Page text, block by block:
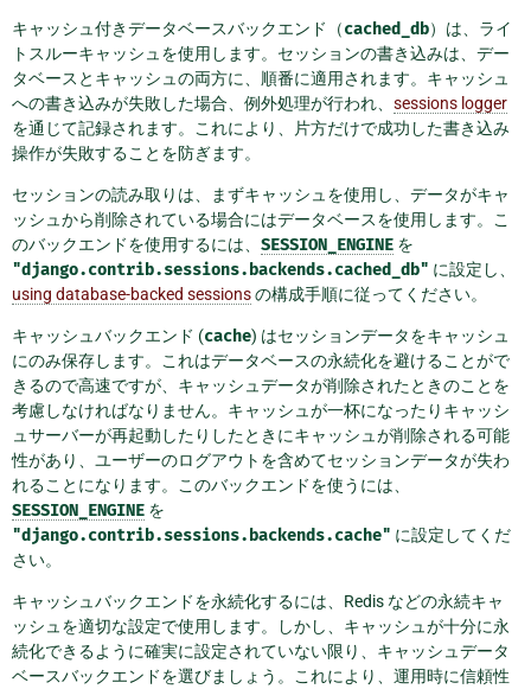
キャッシュ付きデータベースバックエンド（cached_db）は、ライ
トスルーキャッシュを使用します。セッションの書き込みは、デー
タベースとキャッシュの両方に、順番に適用されます。キャッシュ
への書き込みが失敗した場合、例外処理が行われ、 sessions logger
を通じて記録されます。これにより、片方だけで成功した書き込み
操作が失敗することを防ぎます。
セッションの読み取りは、まずキャッシュを使用し、データがキャ
ッシュから削除されている場合にはデータベースを使用します。こ
のバックエンドを使用するには、 SESSION_ENGINE を
"django.contrib.sessions.backends.cached_db" に設定し、
using database-backed sessionsの構成手順に従ってください。
キャッシュバックエンド (cache) はセッションデータをキャッシュ
にのみ保存します。これはデータベースの永続化を避けることがで
きるので高速ですが、キャッシュデータが削除されたときのことを
考慮しなければなりません。キャッシュが一杯になったりキャッシ
ュサーバーが再起動したりしたときにキャッシュが削除される可能
性があり、ユーザーのログアウトを含めてセッションデータが失わ
れることになります。このバックエンドを使うには、
SESSION_ENGINE を
"django.contrib.sessions.backends.cache" に設定してくだ
さい。
キャッシュバックエンドを永続化するには、Redis などの永続キャ
ッシュを適切な設定で使用します。しかし、キャッシュが十分に永
続化できるように確実に設定されていない限り、キャッシュデータ
ベースバックエンドを選びましょう。これにより、運用時に信頼性